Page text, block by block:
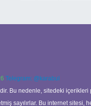
Telegram: @karabul
Bu nedenle, sitedeki
sayılırlar. Bu internet sitesi,